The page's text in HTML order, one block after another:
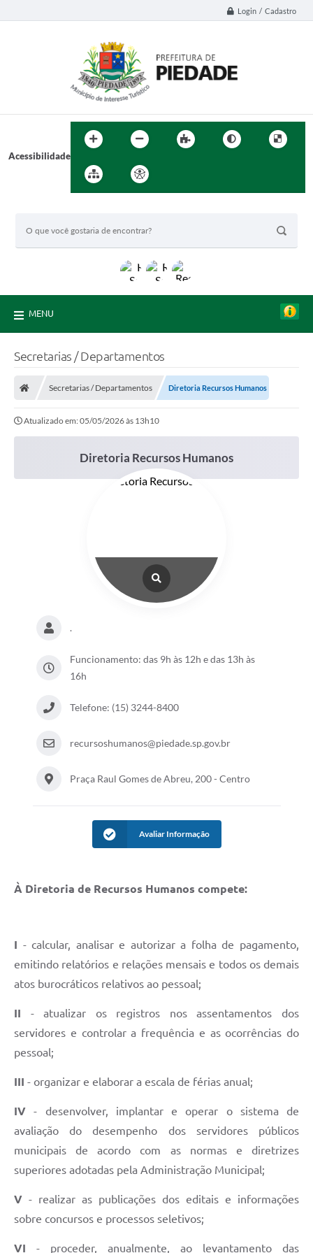
Login / Cadastro
Acessibilidade
MENU
Secretarias / Departamentos
Secretarias / Departamentos Diretoria Recursos Humanos
Atualizado em: 05/05/2026 às 13h10
Diretoria Recursos Humanos
.
Funcionamento: das 9h às 12h e das 13h às
16h
Telefone: (15) 3244-8400
recursoshumanos@piedade.sp.gov.br
Praça Raul Gomes de Abreu, 200 - Centro
Avaliar Informação
À Diretoria de Recursos Humanos compete:
I - calcular, analisar e autorizar a folha de pagamento,
emitindo relatórios e relações mensais e todos os demais
atos burocráticos relativos ao pessoal;
II - atualizar os registros nos assentamentos dos
servidores e controlar a frequência e as ocorrências do
pessoal;
III - organizar e elaborar a escala de férias anual;
IV- desenvolver, implantar e operar o sistema de
avaliação do desempenho dos servidores públicos
municipais de acordo com as normas e diretrizes
superiores adotadas pela Administração Municipal;
V - realizar as publicações dos editais e informações
sobre concursos e processos seletivos;
VI - proceder, anualmente, ao levantamento das